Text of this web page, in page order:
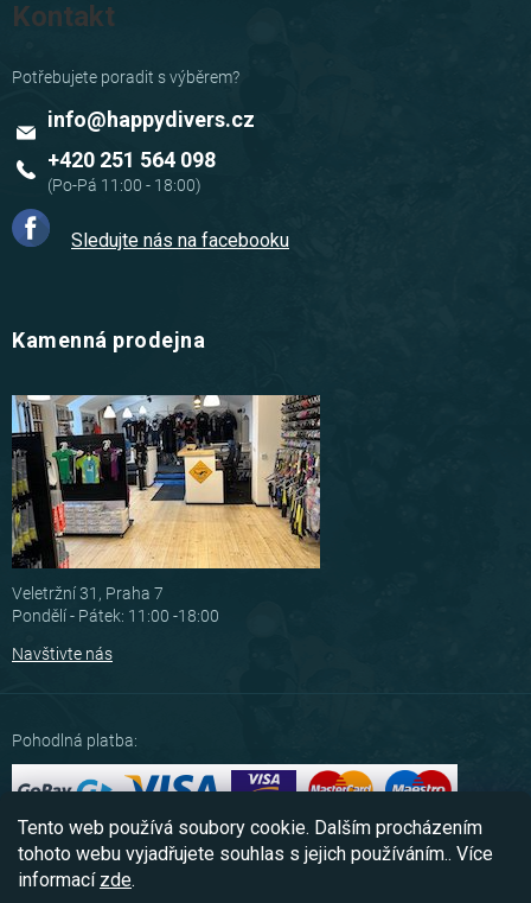
Tento web používá soubory cookie. Dalším procházením
tohoto webu vyjadřujete souhlas s jejich používáním.. Více
informací zde.
Kontakt
info@happydivers.cz
+420 251 564 098
Sledujte nás na facebooku
Kamenná prodejna
Veletržní 31, Praha 7
Pondělí - Pátek: 11:00 -18:00
Navštivte nás
Pohodlná platba:
Možnosti dopravy: